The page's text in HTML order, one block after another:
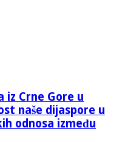
iz Crne Gore u
naše dijaspore u
odnosa između